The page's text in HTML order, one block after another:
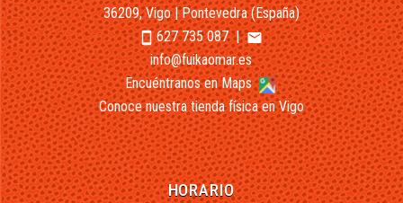
36209, Vigo | Pontevedra (España)
smartphone627 735 087|email
info@fuikaomar.es
Encuéntranos en Maps
Conoce nuestra tienda física en Vigo
HORARIO